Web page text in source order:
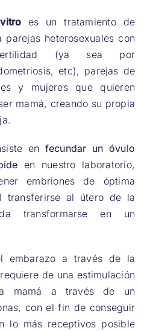
es un tratamiento de
heterosexuales con
(ya sea por
etc), parejas de
y mujeres que quieren
mamá, creando su propia
en fecundar un óvulo
en nuestro laboratorio,
embriones de óptima
transferirse al útero de la
transformarse en un
embarazo a través de la
requiere de una estimulación
mamá a través de un
con el fin de conseguir
lo más receptivos posible